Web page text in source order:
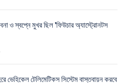
ও স্বপ্নে মুখর ছিল 'ফিউচার অ্যাস্ট্রোনটস
ভেহিকেল টেলিমেটিকস সিস্টেম বাস্তবায়ন করবে